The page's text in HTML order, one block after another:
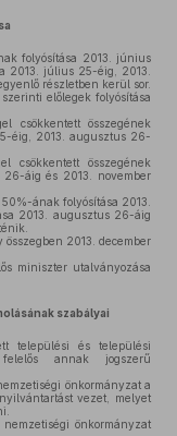
folyósítása 2013. június
2013. július 25-éig, 2013.
részletben kerül sor.
szerinti előlegek folyósítása
csökkentett összegének
éig, 2013. augusztus 26-
csökkentett összegének
áig és 2013. november
ának folyósítása 2013.
2013. augusztus 26-áig
összegben 2013. december
miniszter utalványozása
szabályai
települési és települési
annak jogszerű
önkormányzat a
vezet, melyet
önkormányzat